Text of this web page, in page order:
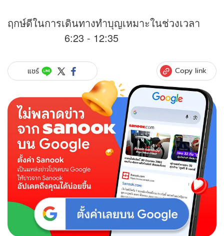
ฤกษ์ดีในการเดินทางทำบุญเหมาะในช่วงเวลา
6:23 - 12:35
แชร์ Copy link